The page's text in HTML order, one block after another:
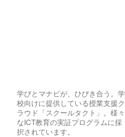
学びとマナビが、ひびき合う。学
校向けに提供している授業支援ク
ラウド「スクールタクト」。様々
なICT教育の実証プログラムに採
択されています。